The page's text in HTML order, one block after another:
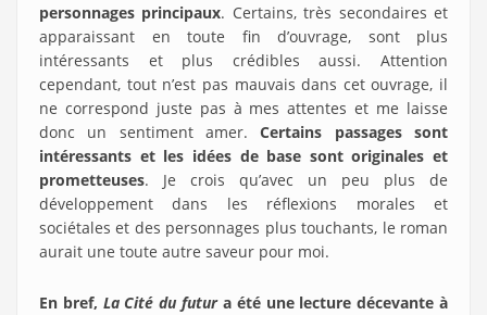
personnages principaux. Certains, très secondaires et
apparaissant en toute fin d’ouvrage, sont plus
intéressants et plus crédibles aussi. Attention
cependant, tout n’est pas mauvais dans cet ouvrage, il
ne correspond juste pas à mes attentes et me laisse
donc un sentiment amer.Certains passages sont
intéressants et les idées de base sont originales et
prometteuses. Je crois qu’avec un peu plus de
développement dans les réflexions morales et
sociétales et des personnages plus touchants, le roman
aurait une toute autre saveur pour moi.
En bref, La Cité du futur a été une lecture décevante à